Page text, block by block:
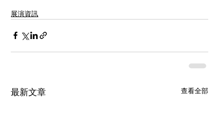
展演資訊
最新文章 查看全部